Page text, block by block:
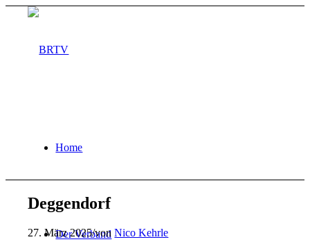
Home
Der Verband
Deggendorf
27. März 2025/vonNico Kehrle